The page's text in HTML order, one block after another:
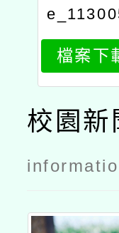
1
檔案下
校園新